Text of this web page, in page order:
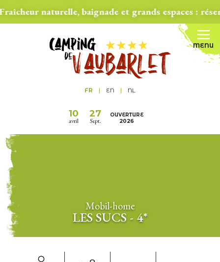
naturelle, baignade et grands espaces : réservez
MENU
FR EN NL
10
avril
27
Sept.
OUVERTURE
2026
Mobil-home
LES SUCS - 4*